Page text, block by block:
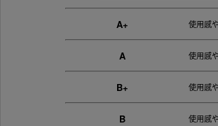
A+ 使用感
A 使用感
B+ 使用感
B 使用感